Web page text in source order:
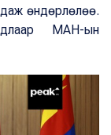
өндөрлөлөө.
МАН-ын